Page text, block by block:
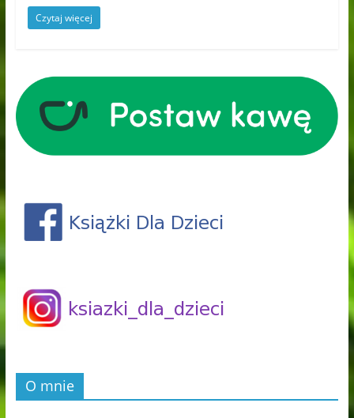
Czytaj więcej
O mnie